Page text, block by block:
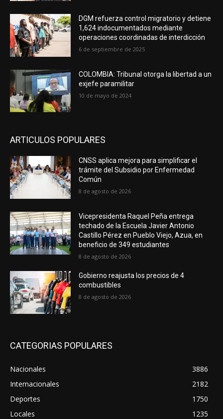
DGM refuerza control migratorio y detiene
1,624 indocumentados mediante
operaciones coordinadas de interdicción
6 de septiembre de 2025
COLOMBIA: Tribunal otorga la libertad a un
exjefe paramilitar
10 de mayo de 2024
ARTICULOS POPULARES
CNSS aplica mejora para simplificar el
trámite del Subsidio por Enfermedad
Común
8 de agosto de 2026
Vicepresidenta Raquel Peña entrega
techado de la Escuela Javier Antonio
Castillo Pérez en Pueblo Viejo, Azua, en
beneficio de 349 estudiantes
8 de agosto de 2026
Gobierno reajusta los precios de 4
combustibles
8 de agosto de 2026
CATEGORIAS POPULARES
Nacionales
3886
Internacionales
2182
Deportes
1750
Locales
1235